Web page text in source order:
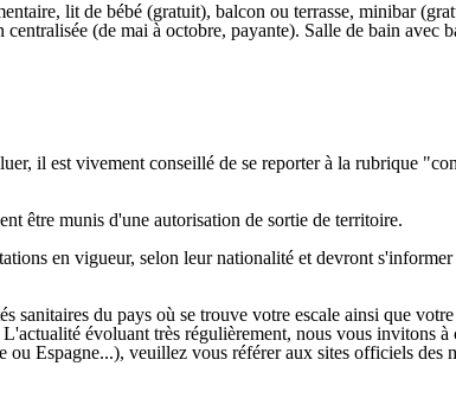
lit de bébé (gratuit), balcon ou terrasse, minibar
(de mai à octobre, payante). Salle de bain avec
il est vivement conseillé de se reporter à la rubrique
être munis d'une autorisation de sortie de territoire.
en vigueur, selon leur nationalité et devront
du pays où se trouve votre escale ainsi que
évoluant très régulièrement, nous vous invitons à
Espagne...), veuillez vous référer aux sites officiels des